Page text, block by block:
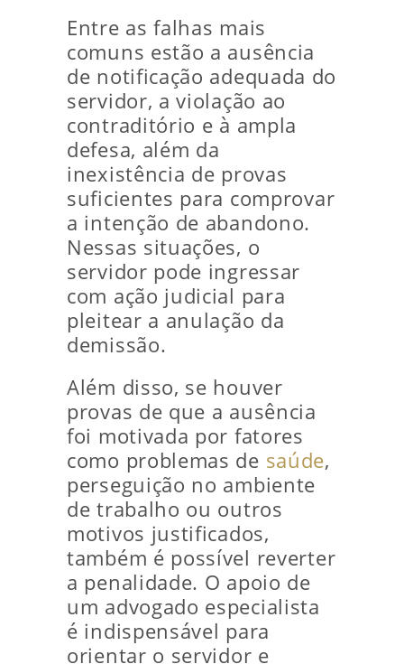
Entre as falhas mais
comuns estão a ausência
de notificação adequada do
servidor, a violação ao
contraditório e à ampla
defesa, além da
inexistência de provas
suficientes para comprovar
a intenção de abandono.
Nessas situações, o
servidor pode ingressar
com ação judicial para
pleitear a anulação da
demissão.
Além disso, se houver
provas de que a ausência
foi motivada por fatores
como problemas de saúde,
perseguição no ambiente
de trabalho ou outros
motivos justificados,
também é possível reverter
a penalidade. O apoio de
um advogado especialista
é indispensável para
orientar o servidor e